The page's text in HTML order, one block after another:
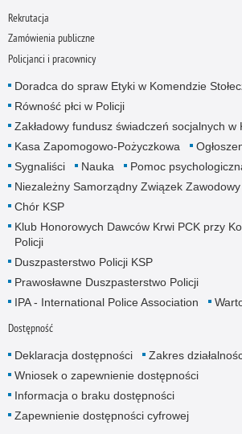
Rekrutacja
Zamówienia publiczne
Policjanci i pracownicy
Doradca do spraw Etyki w Komendzie
Równość płci w Policji
Zakładowy fundusz świadczeń socjalnych w
Kasa Zapomogowo-Pożyczkowa
Sygnaliści
Nauka
Pomoc
Niezależny Samorządny Związek
Chór KSP
Klub Honorowych Dawców Krwi PCK przy
Policji
Duszpasterstwo Policji KSP
Prawosławne Duszpasterstwo Policji
IPA - International Police Association
Dostępność
Deklaracja dostępności Zakres
Wniosek o zapewnienie dostępności
Informacja o braku dostępności
Zapewnienie dostępności cyfrowej